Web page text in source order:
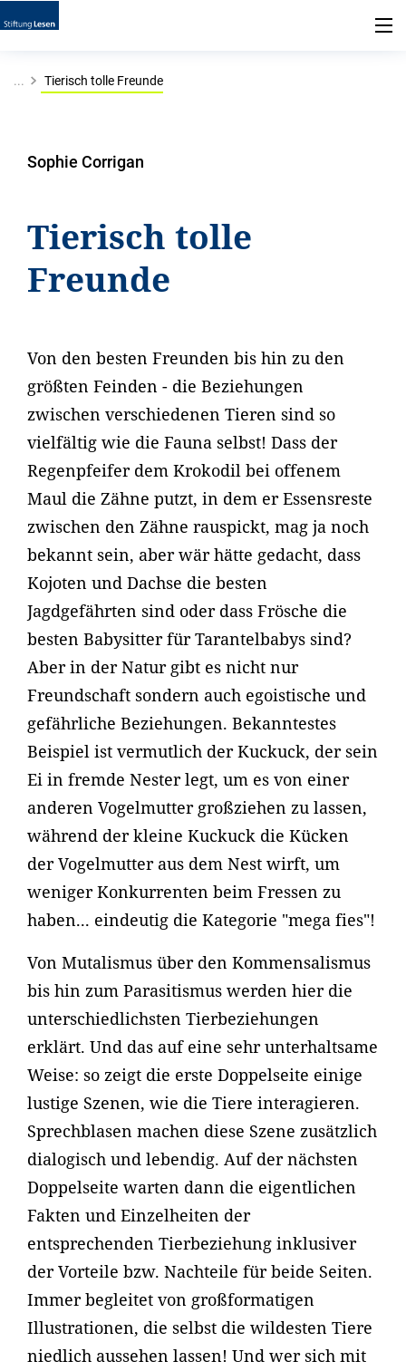
... Tierisch tolle Freunde
Sophie Corrigan
Tierisch tolle
Freunde
Von den besten Freunden bis hin zu den
größten Feinden - die Beziehungen
zwischen verschiedenen Tieren sind so
vielfältig wie die Fauna selbst! Dass der
Regenpfeifer dem Krokodil bei offenem
Maul die Zähne putzt, in dem er Essensreste
zwischen den Zähne rauspickt, mag ja noch
bekannt sein, aber wär hätte gedacht, dass
Kojoten und Dachse die besten
Jagdgefährten sind oder dass Frösche die
besten Babysitter für Tarantelbabys sind?
Aber in der Natur gibt es nicht nur
Freundschaft sondern auch egoistische und
gefährliche Beziehungen. Bekanntestes
Beispiel ist vermutlich der Kuckuck, der sein
Ei in fremde Nester legt, um es von einer
anderen Vogelmutter großziehen zu lassen,
während der kleine Kuckuck die Kücken
der Vogelmutter aus dem Nest wirft, um
weniger Konkurrenten beim Fressen zu
haben... eindeutig die Kategorie "mega fies"!
Von Mutalismus über den Kommensalismus
bis hin zum Parasitismus werden hier die
unterschiedlichsten Tierbeziehungen
erklärt. Und das auf eine sehr unterhaltsame
Weise: so zeigt die erste Doppelseite einige
lustige Szenen, wie die Tiere interagieren.
Sprechblasen machen diese Szene zusätzlich
dialogisch und lebendig. Auf der nächsten
Doppelseite warten dann die eigentlichen
Fakten und Einzelheiten der
entsprechenden Tierbeziehung inklusiver
der Vorteile bzw. Nachteile für beide Seiten.
Immer begleitet von großformatigen
Illustrationen, die selbst die wildesten Tiere
niedlich aussehen lassen! Und wer sich mit